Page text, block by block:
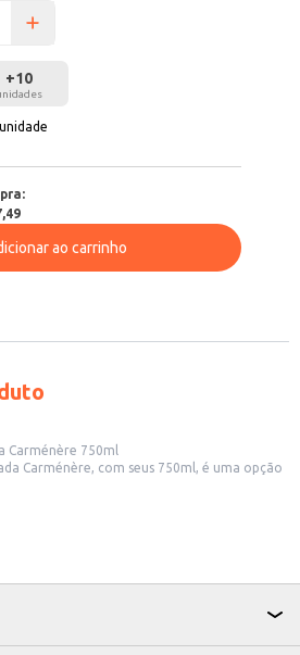
+10
ao carrinho
Carménère 750ml
Carménère, com seus 750ml, é uma opção
refeições ou para presentear.
de vinho.
Carménère é uma escolha que combina
busca uma experiência agradável ao